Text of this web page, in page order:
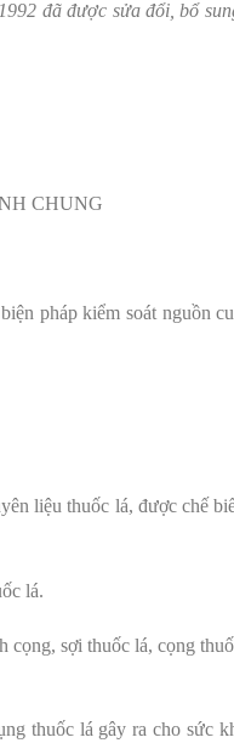
đã được sửa đổi, bổ
CHUNG
pháp kiểm soát nguồn
liệu thuốc lá, được chế
lá.
cọng, sợi thuốc lá, cọng
thuốc lá gây ra cho sức